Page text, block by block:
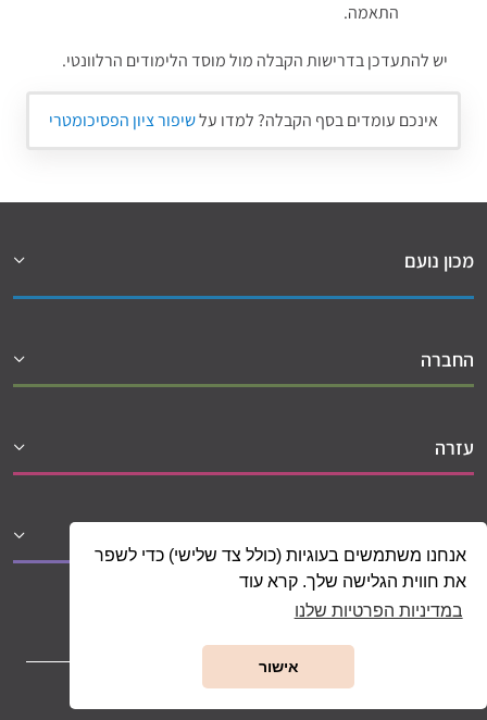
אנחנו משתמשים בעוגיות (כולל צד שלישי) כדי לשפר
את חווית הגלישה שלך. קרא עוד
במדיניות הפרטיות שלנו
אישור
התאמה.
יש להתעדכן בדרישות הקבלה מול מוסד הלימודים הרלוונטי.
אינכם עומדים בסף הקבלה? למדו עלשיפור ציון הפסיכומטרי
מכון נועם
החברה
עזרה